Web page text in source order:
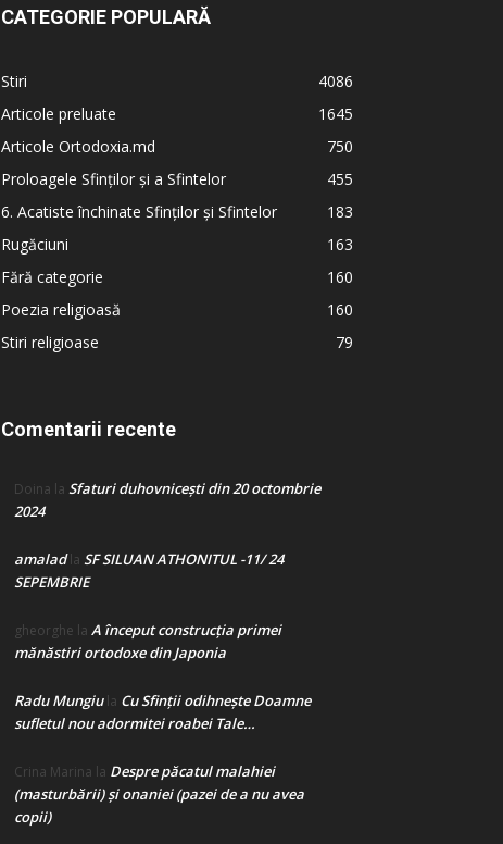
CATEGORIE POPULARĂ
Stiri
4086
Articole preluate
1645
Articole Ortodoxia.md
750
Proloagele Sfinților și a Sfintelor
455
6. Acatiste închinate Sfinților și Sfintelor
183
Rugăciuni
163
Fără categorie
160
Poezia religioasă
160
Stiri religioase
79
Comentarii recente
Doina la Sfaturi duhovnicești din 20 octombrie
2024
amaladla SF SILUAN ATHONITUL -11/ 24
SEPEMBRIE
gheorghe la A început construcţia primei
mănăstiri ortodoxe din Japonia
Radu Mungiula Cu Sfinții odihnește Doamne
sufletul nou adormitei roabei Tale…
Crina Marina la Despre păcatul malahiei
(masturbării) şi onaniei (pazei de a nu avea
copii)